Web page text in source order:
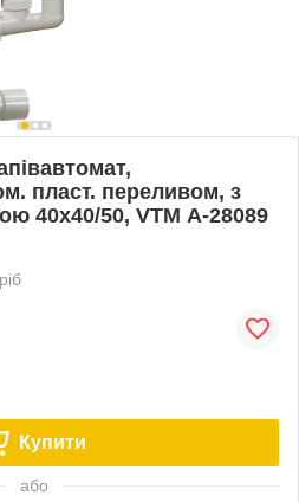
пласт. переливом, з
40х40/50, VTM А-28089
Купити
або